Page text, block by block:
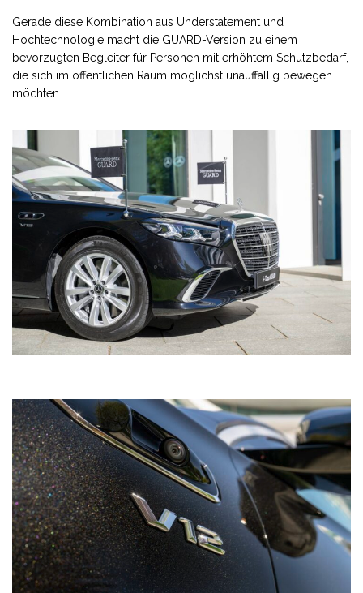
Gerade diese Kombination aus Understatement und
Hochtechnologie macht die GUARD-Version zu einem
bevorzugten Begleiter für Personen mit erhöhtem Schutzbedarf,
die sich im öffentlichen Raum möglichst unauffällig bewegen
möchten.